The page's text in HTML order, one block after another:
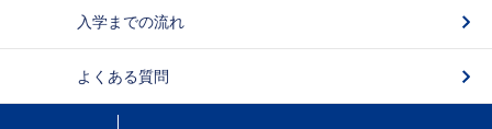
入学までの流れ
よくある質問